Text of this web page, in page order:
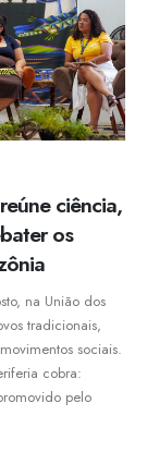
ciência,
os
na União dos
tradicionais,
sociais.
cobra:
pelo